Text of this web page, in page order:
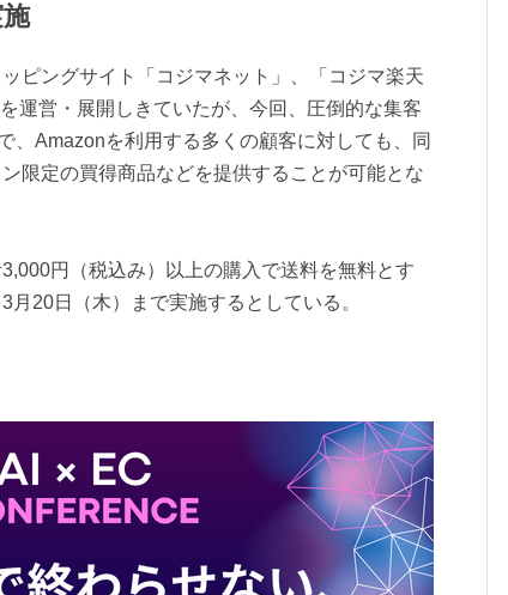
ピングサイト「コジマネット」、「コジマ楽天
運営・展開しきていたが、今回、圧倒的な集客
、Amazonを利用する多くの顧客に対しても、同
限定の買得商品などを提供することが可能とな
円（税込み）以上の購入で送料を無料とす
20日（木）まで実施するとしている。